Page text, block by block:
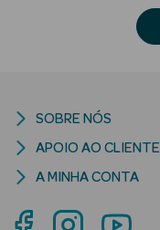
Águas de
SOBRE NÓS
APOIO AO CLIENTE
A MINHA CONTA